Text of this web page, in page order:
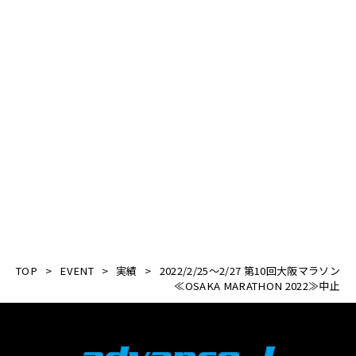
TOP > EVENT > 実績 > 2022/2/25～2/27 第10回大阪マラソン
≪OSAKA MARATHON 2022≫中止